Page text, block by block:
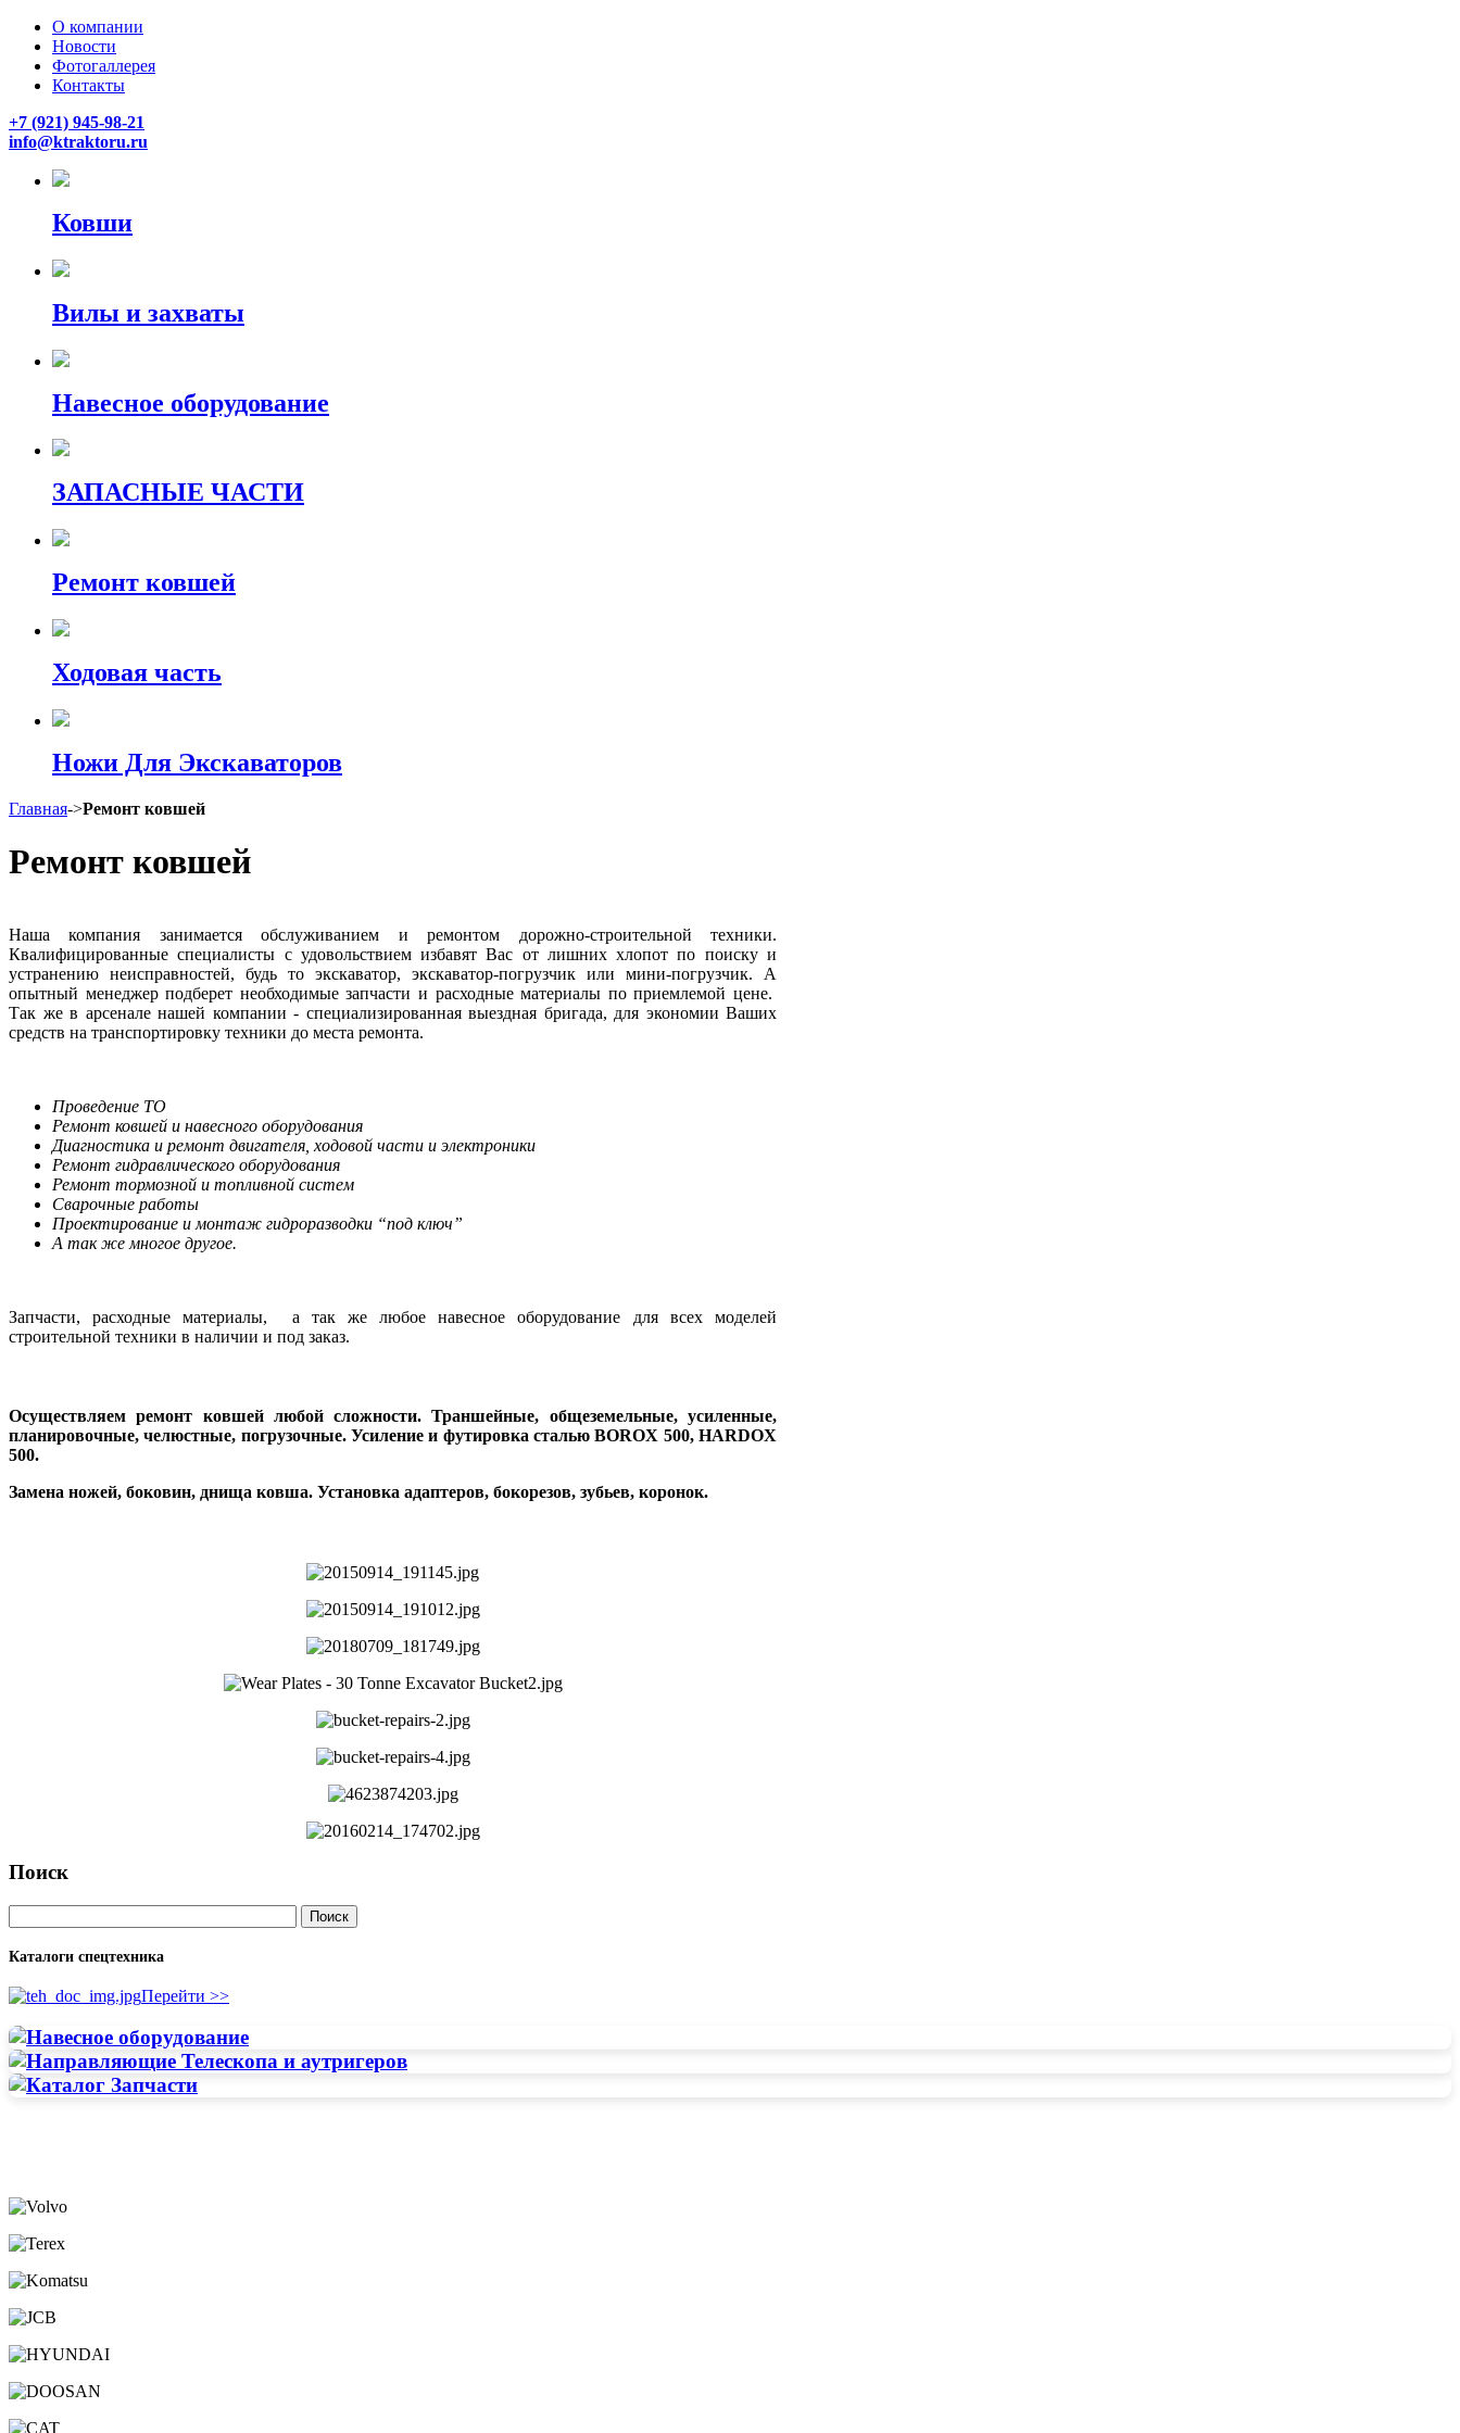
О компании
Новости
Фотогаллерея
Контакты
+7 (921) 945-98-21
info@ktraktoru.ru
Ковши
Вилы и захваты
Навесное оборудование
ЗАПАСНЫЕ ЧАСТИ
Ремонт ковшей
Ходовая часть
Ножи Для Экскаваторов
Главная->Ремонт ковшей
Ремонт ковшей
Наша компания занимается обслуживанием и ремонтом дорожно-строительной техники.
Квалифицированные специалисты с удовольствием избавят Вас от лишних хлопот по поиску и
устранению неисправностей, будь то экскаватор, экскаватор-погрузчик или мини-погрузчик. А
опытный менеджер подберет необходимые запчасти и расходные материалы по приемлемой цене.
Так же в арсенале нашей компании - специализированная выездная бригада, для экономии Ваших
средств на транспортировку техники до места ремонта.
Проведение ТО
Ремонт ковшей и навесного оборудования
Диагностика и ремонт двигателя, ходовой части и электроники
Ремонт гидравлического оборудования
Ремонт тормозной и топливной систем
Сварочные работы
Проектирование и монтаж гидроразводки “под ключ”
А так же многое другое.
Запчасти, расходные материалы, а так же любое навесное оборудование для всех моделей
строительной техники в наличии и под заказ.
Осуществляем ремонт ковшей любой сложности. Траншейные, общеземельные, усиленные,
планировочные, челюстные, погрузочные. Усиление и футировка сталью BOROX 500, HARDOX
500.
Замена ножей, боковин, днища ковша. Установка адаптеров, бокорезов, зубьев, коронок.
Поиск
Каталоги спецтехника
Перейти >>